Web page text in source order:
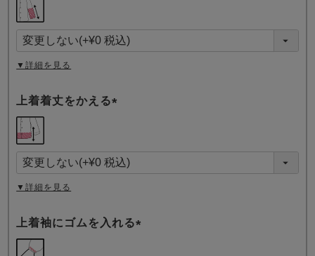
須
)
▼詳細を見る
上着着丈をかえる
須
)
▼詳細を見る
上着袖にゴムを入れる